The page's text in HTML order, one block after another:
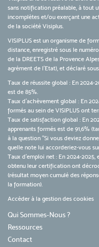
sans notification préalable, à tout
incomplètes et/ou exerçant une
de la société Visiplus.
VISIPLUS est un organisme de
distance, enregistré sous le
de la DREETS de la Provence
agrément de l’Etat), et déclaré
Taux de réussite global : En
est de 85%.
Taux d’achèvement global : En
formés au sein de VISIPLUS ont
Taux de satisfaction global : En
apprenants formés est de 91,6%
à la question "Si vous deviez
quelle note lui accorderiez-vous
Taux d’emploi net : En 2024-2025,
obtenu leur certification ont
(résultat moyen cumulé des
la formation).
Accéder à la gestion des cookies
Qui Sommes-Nous ?
Ressources
Contact